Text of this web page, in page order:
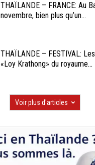
THAÏLANDE – FRANCE: Au
novembre, bien plus qu’un...
THAÏLANDE – FESTIVAL:
«Loy Krathong» du royaume...
Voir plus d'articles